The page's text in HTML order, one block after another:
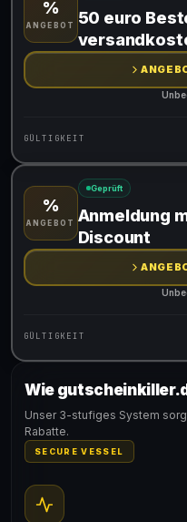
Gültig für teilnehmende
%
ANGEBOT
50 euro
GÜLTIGKEIT
Gültig für teilnehmende
%
ANGEBOT
Geprüft
Anmeldung
Discount
GÜLTIGKEIT
Gültig für teilnehmende
Wie
Unser 3-stufiges System
Rabatte.
SECURE VESSEL